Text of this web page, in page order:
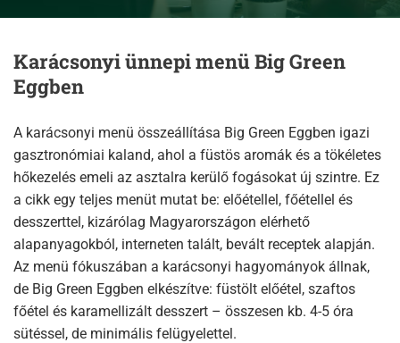
Karácsonyi ünnepi menü Big Green
Eggben
A karácsonyi menü összeállítása Big Green Eggben igazi
gasztronómiai kaland, ahol a füstös aromák és a tökéletes
hőkezelés emeli az asztalra kerülő fogásokat új szintre. Ez
a cikk egy teljes menüt mutat be: előétellel, főétellel és
desszerttel, kizárólag Magyarországon elérhető
alapanyagokból, interneten talált, bevált receptek alapján.
Az menü fókuszában a karácsonyi hagyományok állnak,
de Big Green Eggben elkészítve: füstölt előétel, szaftos
főétel és karamellizált desszert – összesen kb. 4-5 óra
sütéssel, de minimális felügyelettel.